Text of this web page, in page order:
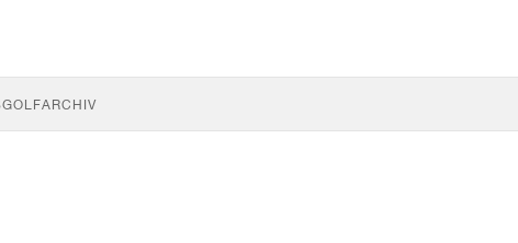
GOLFARCHIV